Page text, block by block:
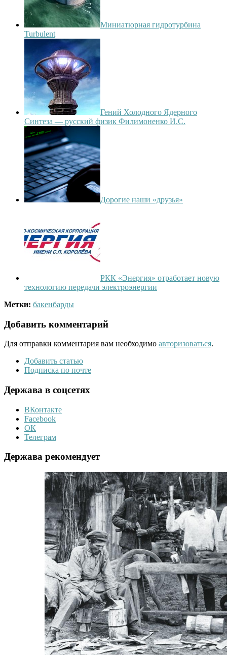
Миниатюрная гидротурбина
Turbulent
Гений Холодного Ядерного
Синтеза — русский физик Филимоненко И.С.
Дорогие наши «друзья»
РКК «Энергия» отработает новую
технологию передачи электроэнергии
Метки: бакенбарды
Добавить комментарий
Для отправки комментария вам необходимо авторизоваться.
Добавить статью
Подписка по почте
Держава в соцсетях
ВКонтакте
Facebook
ОК
Телеграм
Держава рекомендует